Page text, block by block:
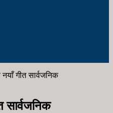
गीत सार्वजनिक
सार्वजनिक